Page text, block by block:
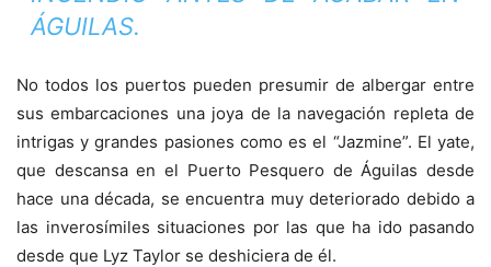
ÁGUILAS.
No todos los puertos pueden presumir de albergar entre
sus embarcaciones una joya de la navegación repleta de
intrigas y grandes pasiones como es el “Jazmine”. El yate,
que descansa en el Puerto Pesquero de Águilas desde
hace una década, se encuentra muy deteriorado debido a
las inverosímiles situaciones por las que ha ido pasando
desde que Lyz Taylor se deshiciera de él.